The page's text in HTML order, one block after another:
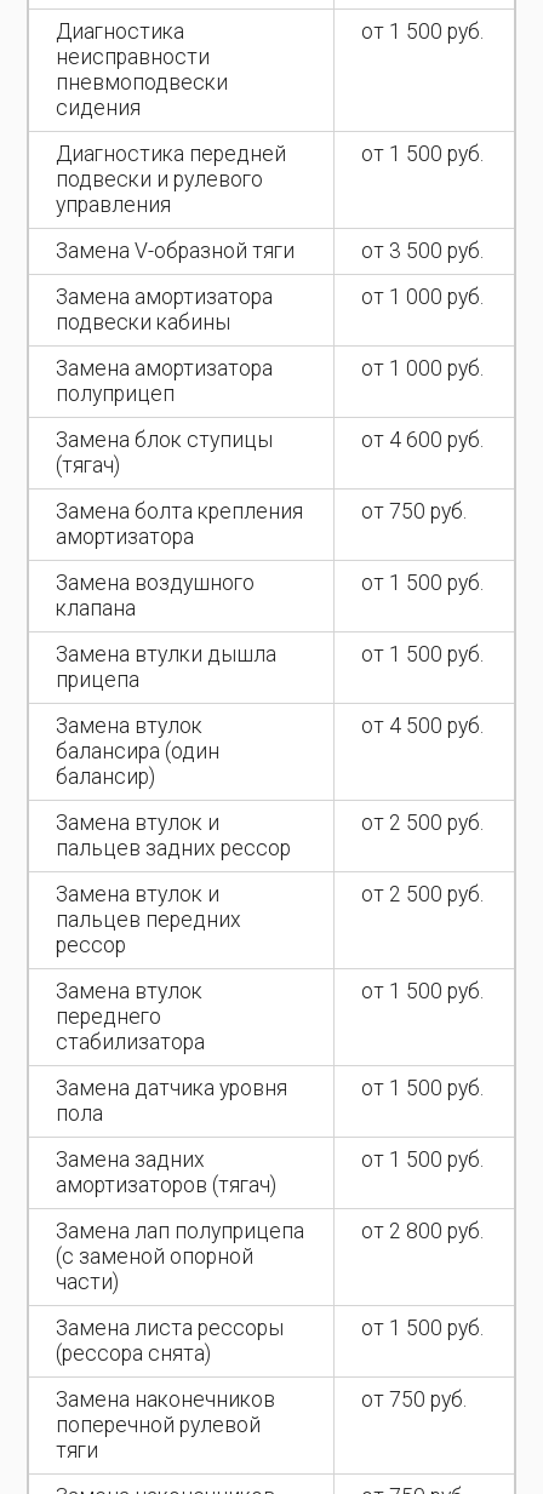
Диагностика
неисправности
пневмоподвески
сидения
от 1 500 руб.
Диагностика передней
подвески и рулевого
управления
от 1 500 руб.
Замена V-образной тяги
от 3 500 руб.
Замена амортизатора
подвески кабины
от 1 000 руб.
Замена амортизатора
полуприцеп
от 1 000 руб.
Замена блок ступицы
(тягач)
от 4 600 руб.
Замена болта крепления
амортизатора
от 750 руб.
Замена воздушного
клапана
от 1 500 руб.
Замена втулки дышла
прицепа
от 1 500 руб.
Замена втулок
балансира (один
балансир)
от 4 500 руб.
Замена втулок и
пальцев задних рессор
от 2 500 руб.
Замена втулок и
пальцев передних
рессор
от 2 500 руб.
Замена втулок
переднего
стабилизатора
от 1 500 руб.
Замена датчика уровня
пола
от 1 500 руб.
Замена задних
амортизаторов (тягач)
от 1 500 руб.
Замена лап полуприцепа
(с заменой опорной
части)
от 2 800 руб.
Замена листа рессоры
(рессора снята)
от 1 500 руб.
Замена наконечников
поперечной рулевой
тяги
от 750 руб.